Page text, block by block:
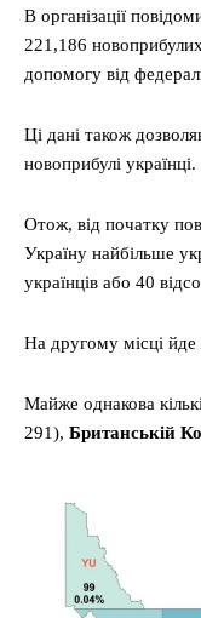
В організації
221,186
допомогу від
Ці дані також
новоприбулі українці.
Отож, від початку
Україну найбільше
українців або 40
На другому місці йде
Майже однакова
291), Британській